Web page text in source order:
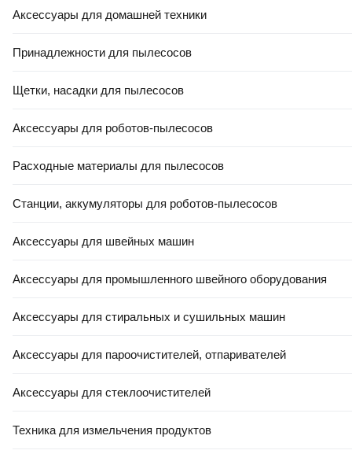
Аксессуары для домашней техники
Принадлежности для пылесосов
Щетки, насадки для пылесосов
Аксессуары для роботов-пылесосов
Расходные материалы для пылесосов
Станции, аккумуляторы для роботов-пылесосов
Аксессуары для швейных машин
Аксессуары для промышленного швейного оборудования
Аксессуары для стиральных и сушильных машин
Аксессуары для пароочистителей, отпаривателей
Аксессуары для стеклоочистителей
Техника для измельчения продуктов